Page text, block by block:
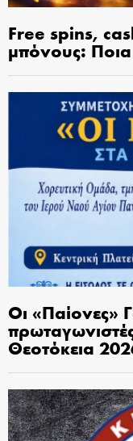
Free spins,
μπόνους:
Οι «Παίονες»
Θεοτόκεια